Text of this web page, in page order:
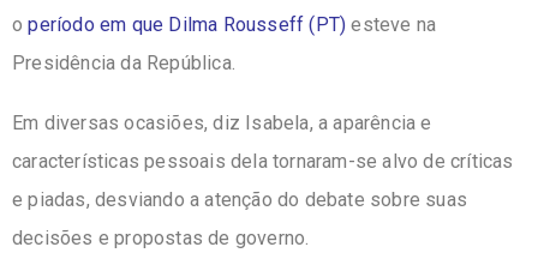
operíodo em que Dilma Rousseff (PT) esteve na
Presidência da República.
Em diversas ocasiões, diz Isabela, a aparência e
características pessoais dela tornaram-se alvo de críticas
e piadas, desviando a atenção do debate sobre suas
decisões e propostas de governo.